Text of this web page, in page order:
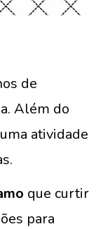
de
Além do
atividade
que curtir
para